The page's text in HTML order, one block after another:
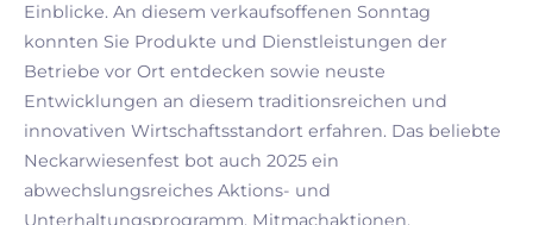
Einblicke. An diesem verkaufsoffenen Sonntag
konnten Sie Produkte und Dienstleistungen der
Betriebe vor Ort entdecken sowie neuste
Entwicklungen an diesem traditionsreichen und
innovativen Wirtschaftsstandort erfahren. Das beliebte
Neckarwiesenfest bot auch 2025 ein
abwechslungsreiches Aktions- und
Unterhaltungsprogramm. Mitmachaktionen,